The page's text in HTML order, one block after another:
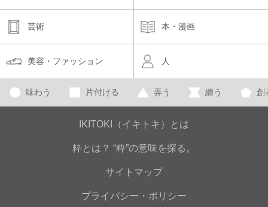
芸術 本・漫画
美容・ファッション 人
味わう 片付ける 弄う 纏う 創
IKITOKI（イキトキ）とは
粋とは？ “粋”の意味を探る。
サイトマップ
プライバシー・ポリシー